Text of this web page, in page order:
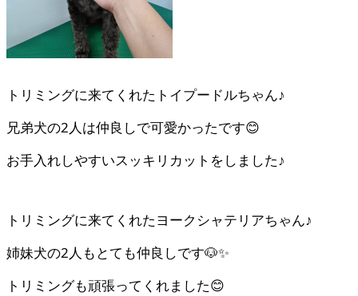
トリミングに来てくれたトイプードルちゃん♪
兄弟犬の2人は仲良しで可愛かったです😊
お手入れしやすいスッキリカットをしました♪
トリミングに来てくれたヨークシャテリアちゃん♪
姉妹犬の2人もとても仲良しです🐶✨
トリミングも頑張ってくれました😊